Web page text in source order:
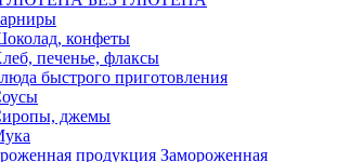
конфеты
печенье, флаксы
быстрого приготовления
джемы
Замороженная